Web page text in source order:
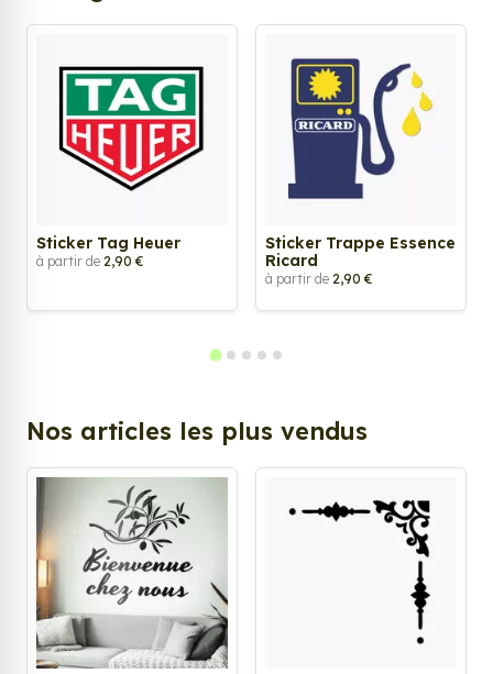
Sticker Tag Heuer
à partir de 2,90 €
Sticker Trappe Essence
Ricard
à partir de 2,90 €
Nos articles les plus vendus